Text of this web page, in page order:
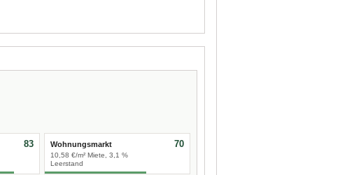
83 Wohnungsmarkt
10,58 €/m² Miete, 3,1 %
Leerstand
70